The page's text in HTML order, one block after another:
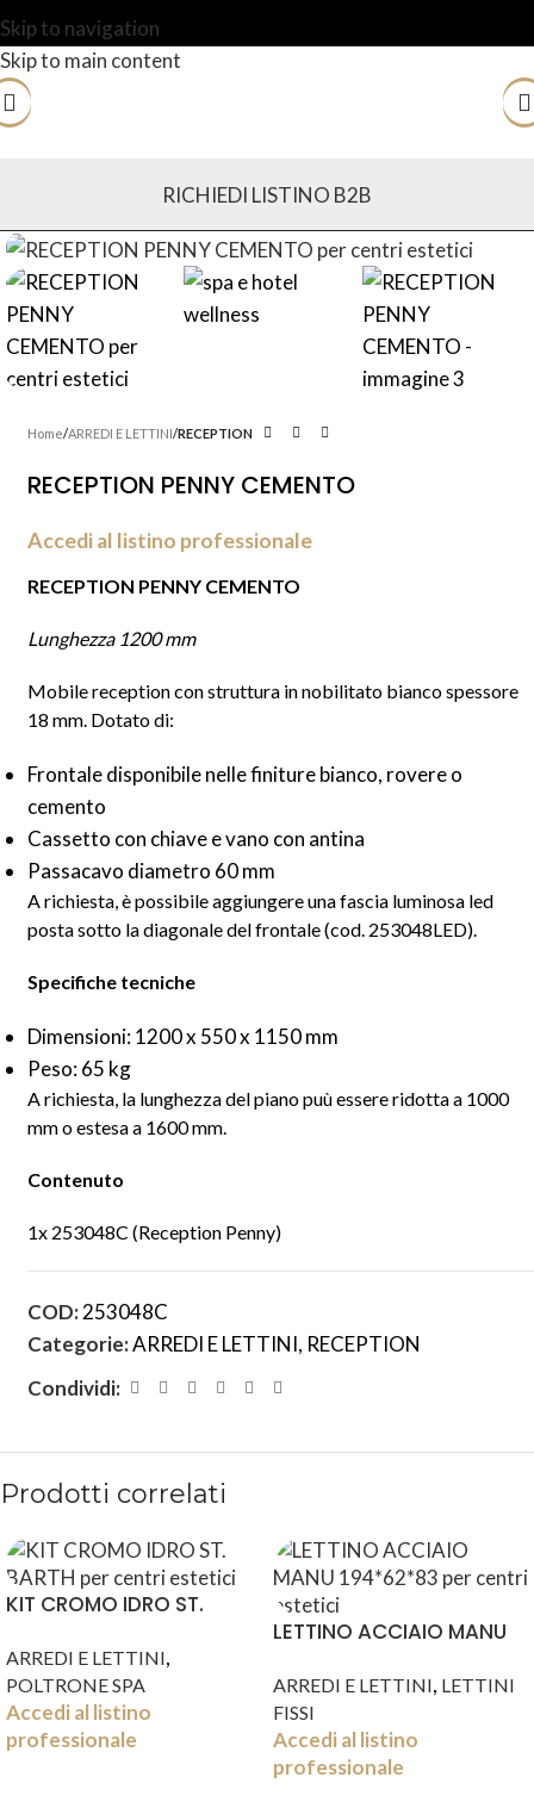
Skip to navigation
Skip to main content
RICHIEDI LISTINO B2B
Home ARREDI E LETTINI RECEPTION
RECEPTION PENNY CEMENTO
Accedi al listino professionale
RECEPTION PENNY CEMENTO
Lunghezza 1200 mm
Mobile reception con struttura in nobilitato bianco spessore
18 mm. Dotato di:
Frontale disponibile nelle finiture bianco, rovere o
cemento
Cassetto con chiave e vano con antina
Passacavo diametro 60 mm
A richiesta, è possibile aggiungere una fascia luminosa led
posta sotto la diagonale del frontale (cod. 253048LED).
Specifiche tecniche
Dimensioni: 1200 x 550 x 1150 mm
Peso: 65 kg
A richiesta, la lunghezza del piano puù essere ridotta a 1000
mm o estesa a 1600 mm.
Contenuto
1x 253048C (Reception Penny)
COD:253048C
Categorie:ARREDI E LETTINI, RECEPTION
Condividi:
Prodotti correlati
KIT CROMO IDRO ST.
ARREDI E LETTINI,
POLTRONE SPA
Accedi al listino
professionale
LETTINO ACCIAIO MANU
ARREDI E LETTINI, LETTINI
FISSI
Accedi al listino
professionale